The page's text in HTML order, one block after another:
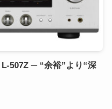
L-507Z ─ “余裕”より“深